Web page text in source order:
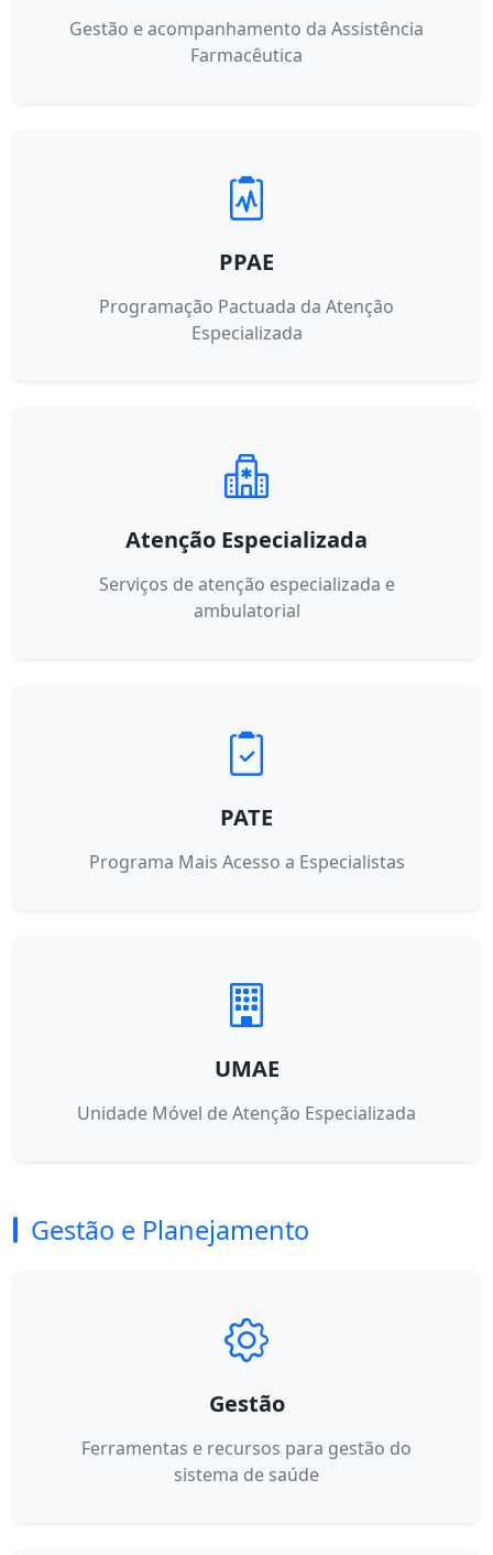
Gestão e acompanhamento da Assistência
Farmacêutica
PPAE
Programação Pactuada da Atenção
Especializada
Atenção Especializada
Serviços de atenção especializada e
ambulatorial
PATE
Programa Mais Acesso a Especialistas
UMAE
Unidade Móvel de Atenção Especializada
Gestão e Planejamento
Gestão
Ferramentas e recursos para gestão do
sistema de saúde